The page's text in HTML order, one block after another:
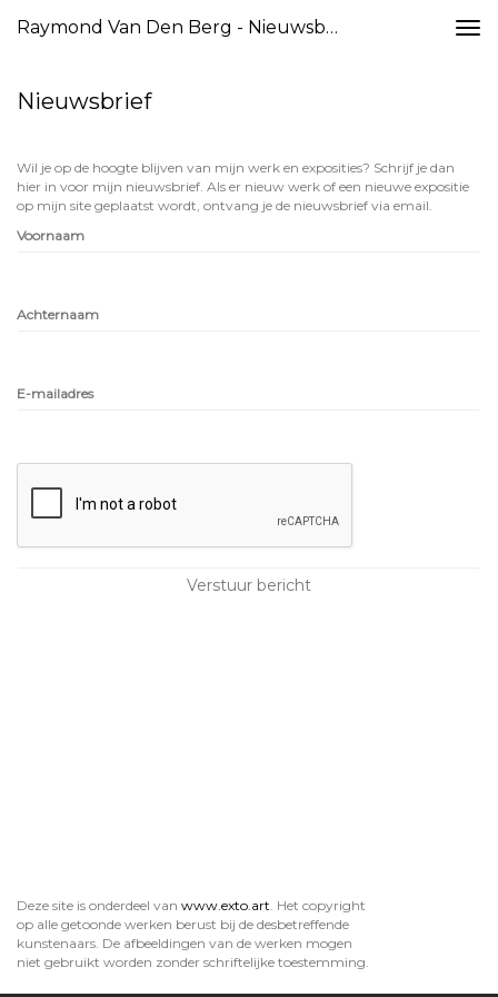
Raymond Van Den Berg - Nieuwsbrief
Nieuwsbrief
Wil je op de hoogte blijven van mijn werk en exposities? Schrijf je dan
hier in voor mijn nieuwsbrief. Als er nieuw werk of een nieuwe expositie
op mijn site geplaatst wordt, ontvang je de nieuwsbrief via email.
Voornaam
Achternaam
E-mailadres
Deze site is onderdeel van www.exto.art. Het copyright
op alle getoonde werken berust bij de desbetreffende
kunstenaars. De afbeeldingen van de werken mogen
niet gebruikt worden zonder schriftelijke toestemming.